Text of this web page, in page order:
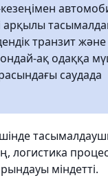
арқылы
транзит
ақ одаққа
саудада
логистика
міндетті.